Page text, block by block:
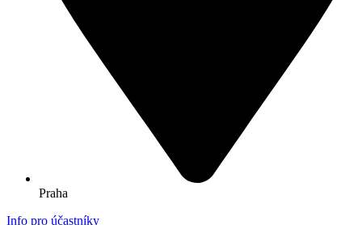
Praha
Info pro účastníky